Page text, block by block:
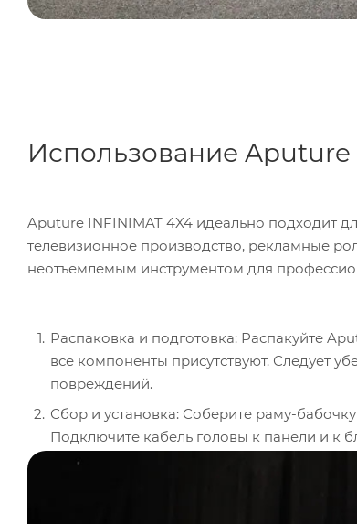
Использование Aputure
Aputure INFINIMAT 4X4 идеально подходит
телевизионное производство, рекламные
неотъемлемым инструментом для
Распаковка и подготовка: Распакуйте
все компоненты присутствуют. Следует
повреждений.
Сбор и установка: Соберите раму-
Подключите кабель головы к панели и к
Надувание: Если вы планируете
комплекте идущий насос для надувания.
Подключение к питанию: Подключите